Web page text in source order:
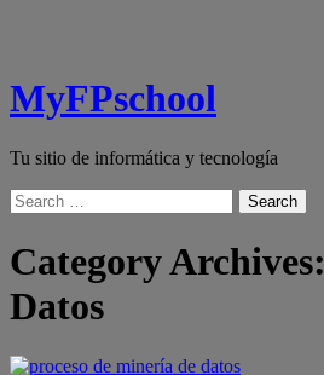
MyFPschool
Tu sitio de informática y tecnología
Search
Category Archives:
Datos